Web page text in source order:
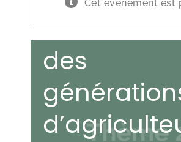
Cet évènement est
des